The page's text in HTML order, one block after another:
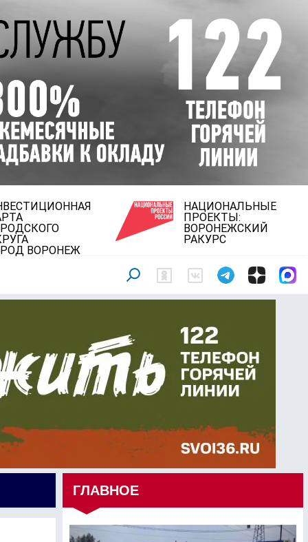
ВОРОНЕЖ
НАЦИОНАЛЬНЫЕ
ПРОЕКТЫ:
ВОРОНЕЖСКИЙ
РАКУРС
ГЛАВНОЕ